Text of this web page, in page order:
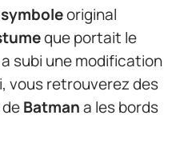
symboleoriginal
que portait le
a subi une modification
vous retrouverez des
Batmana les bords